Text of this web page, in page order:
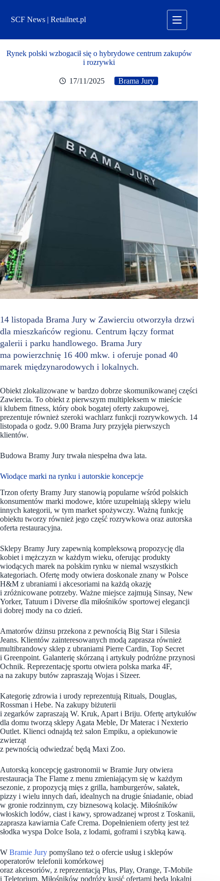
treściSCF News | Retailnet.pl
Rynek polski wzbogacił się o hybrydowe centrum zakupów
i rozrywki
17/11/2025 Brama Jury
14 listopada Brama Jury w Zawierciu otworzyła drzwi
dla mieszkańców regionu. Centrum łączy format
galerii i parku handlowego. Brama Jury
ma powierzchnię 16 400 mkw. i oferuje ponad 40
marek międzynarodowych i lokalnych.
Obiekt zlokalizowane w bardzo dobrze skomunikowanej części
Zawiercia. To obiekt z pierwszym multipleksem w mieście
i klubem fitness, który obok bogatej oferty zakupowej,
prezentuje również szeroki wachlarz funkcji rozrywkowych. 14
listopada o godz. 9.00 Brama Jury przyjęła pierwszych
klientów.
Budowa Bramy Jury trwała niespełna dwa lata.
Wiodące marki na rynku i autorskie koncepcje
Trzon oferty Bramy Jury stanowią popularne wśród polskich
konsumentów marki modowe, które uzupełniają sklepy wielu
innych kategorii, w tym market spożywczy. Ważną funkcję
obiektu tworzy również jego część rozrywkowa oraz autorska
oferta restauracyjna.
Sklepy Bramy Jury zapewnią kompleksową propozycję dla
kobiet i mężczyzn w każdym wieku, oferując produkty
wiodących marek na polskim rynku w niemal wszystkich
kategoriach. Ofertę mody otwiera doskonale znany w Polsce
H&M z ubraniami i akcesoriami na każdą okazję
i zróżnicowane potrzeby. Ważne miejsce zajmują Sinsay, New
Yorker, Tatuum i Diverse dla miłośników sportowej elegancji
i dobrej mody na co dzień.
Amatorów dżinsu przekona z pewnością Big Star i Silesia
Jeans. Klientów zainteresowanych modą zaprasza również
multibrandowy sklep z ubraniami Pierre Cardin, Top Secret
i Greenpoint. Galanterię skórzaną i artykuły podróżne przynosi
Ochnik. Reprezentację sportu otwiera polska marka 4F,
a na zakupy butów zapraszają Wojas i Sizeer.
Kategorię zdrowia i urody reprezentują Rituals, Douglas,
Rossman i Hebe. Na zakupy biżuterii
i zegarków zapraszają W. Kruk, Apart i Briju. Ofertę artykułów
dla domu tworzą sklepy Agata Meble, Dr Materac i Nexterio
Outlet. Klienci odnajdą też salon Empiku, a opiekunowie
zwierząt
z pewnością odwiedzać będą Maxi Zoo.
Autorską koncepcję gastronomii w Bramie Jury otwiera
restauracja The Flame z menu zmieniającym się w każdym
sezonie, z propozycją mięs z grilla, hamburgerów, sałatek,
pizzy i wielu innych dań, idealnych na drugie śniadanie, obiad
w gronie rodzinnym, czy biznesową kolację. Miłośników
włoskich lodów, ciast i kawy, sprowadzanej wprost z Toskanii,
zaprasza kawiarnia Cafe Crema. Dopełnieniem oferty jest też
słodka wyspa Dolce Isola, z lodami, goframi i szybką kawą.
W Bramie Jury pomyślano też o ofercie usług i sklepów
operatorów telefonii komórkowej
oraz akcesoriów, z reprezentacją Plus, Play, Orange, T-Mobile
i Teletorium. Miłośników podróży kusić ofertami będą lokalni